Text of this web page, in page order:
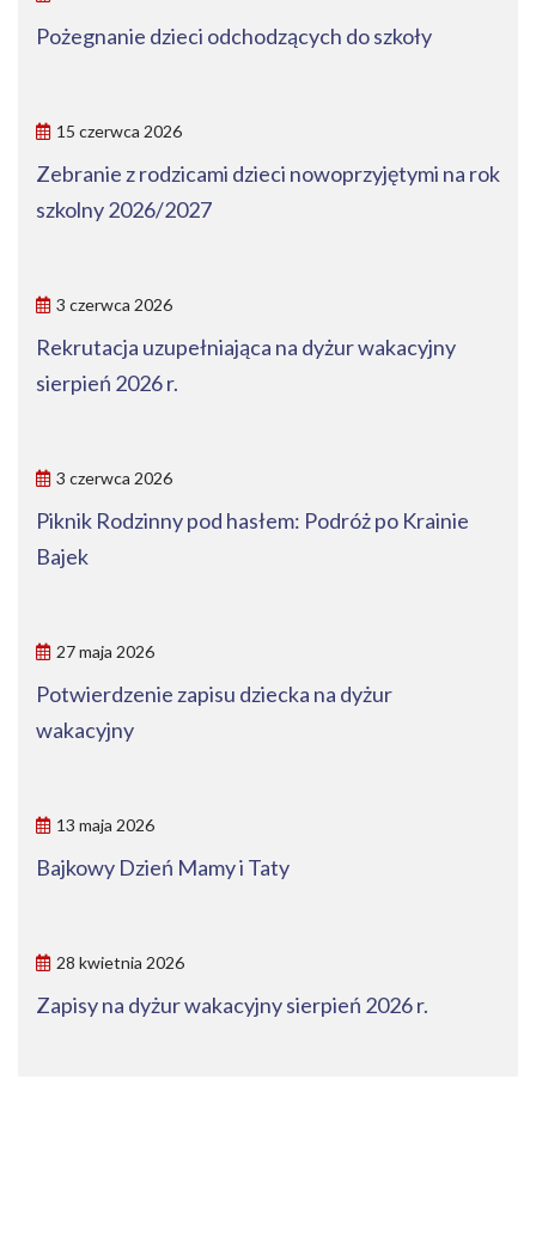
Pożegnanie dzieci odchodzących do szkoły
15 czerwca 2026
Zebranie z rodzicami dzieci nowoprzyjętymi na rok
szkolny 2026/2027
3 czerwca 2026
Rekrutacja uzupełniająca na dyżur wakacyjny
sierpień 2026 r.
3 czerwca 2026
Piknik Rodzinny pod hasłem: Podróż po Krainie
Bajek
27 maja 2026
Potwierdzenie zapisu dziecka na dyżur
wakacyjny
13 maja 2026
Bajkowy Dzień Mamy i Taty
28 kwietnia 2026
Zapisy na dyżur wakacyjny sierpień 2026 r.